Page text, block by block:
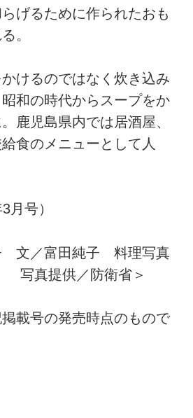
げるために作られたおも
。
けるのではなく炊き込み
和の時代からスープをか
鹿児島県内では居酒屋、
食のメニューとして人
月号）
文／富田純子 料理写真
写真提供／防衛省＞
載号の発売時点のもので